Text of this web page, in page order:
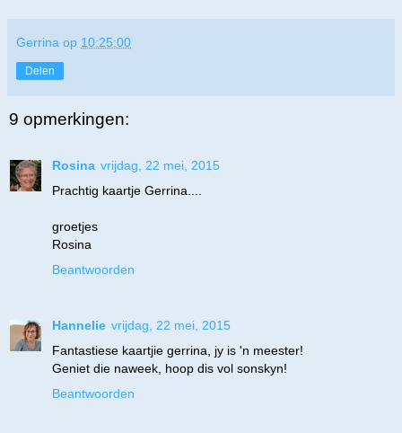
Gerrina op 10:25:00
Delen
9 opmerkingen:
Rosina vrijdag, 22 mei, 2015
Prachtig kaartje Gerrina....
groetjes
Rosina
Beantwoorden
Hannelie vrijdag, 22 mei, 2015
Fantastiese kaartjie gerrina, jy is 'n meester!
Geniet die naweek, hoop dis vol sonskyn!
Beantwoorden